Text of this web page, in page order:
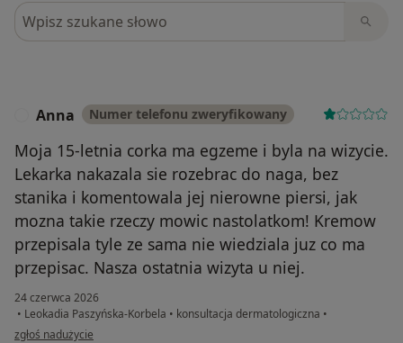
Szukaj w opiniach
Anna Numer telefonu zweryfikowany
Moja 15-letnia corka ma egzeme i byla na wizycie.
Lekarka nakazala sie rozebrac do naga, bez
stanika i komentowala jej nierowne piersi, jak
mozna takie rzeczy mowic nastolatkom! Kremow
przepisala tyle ze sama nie wiedziala juz co ma
przepisac. Nasza ostatnia wizyta u niej.
24 czerwca 2026
• Leokadia Paszyńska-Korbela • konsultacja dermatologiczna •
w opinii użytkownika Anna
zgłoś nadużycie